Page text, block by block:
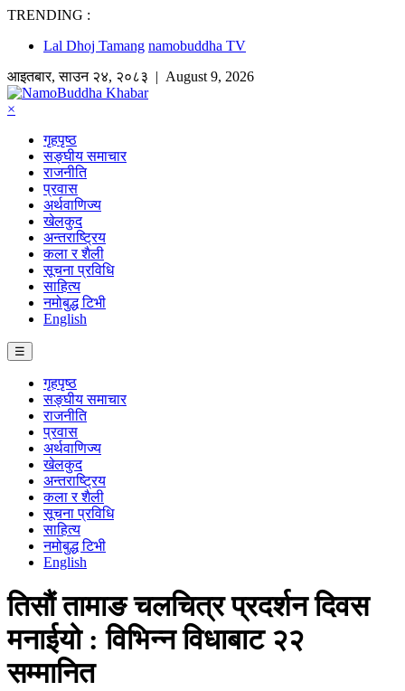
TRENDING :
Lal Dhoj Tamang namobuddha TV
आइतबार,साउन २४, २०८३ | August 9, 2026
×
गृहपृष्ठ
सङ्घीय समाचार
राजनीति
प्रवास
अर्थवाणिज्य
खेलकुद
अन्तराष्ट्रिय
कला र शैली
सूचना प्रविधि
साहित्य
नमोबुद्ध टिभी
English
☰
गृहपृष्ठ
सङ्घीय समाचार
राजनीति
प्रवास
अर्थवाणिज्य
खेलकुद
अन्तराष्ट्रिय
कला र शैली
सूचना प्रविधि
साहित्य
नमोबुद्ध टिभी
English
तिसौं तामाङ चलचित्र प्रदर्शन दिवस
मनाईयो : विभिन्न विधाबाट २२
सम्मानित